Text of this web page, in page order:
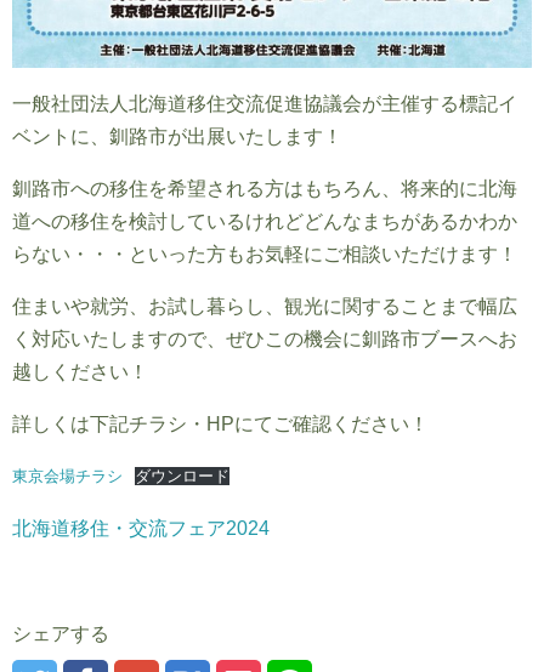
一般社団法人北海道移住交流促進協議会が主催する標記イ
ベントに、釧路市が出展いたします！
釧路市への移住を希望される方はもちろん、将来的に北海
道への移住を検討しているけれどどんなまちがあるかわか
らない・・・といった方もお気軽にご相談いただけます！
住まいや就労、お試し暮らし、観光に関することまで幅広
く対応いたしますので、ぜひこの機会に釧路市ブースへお
越しください！
詳しくは下記チラシ・HPにてご確認ください！
東京会場チラシ ダウンロード
北海道移住・交流フェア2024
シェアする